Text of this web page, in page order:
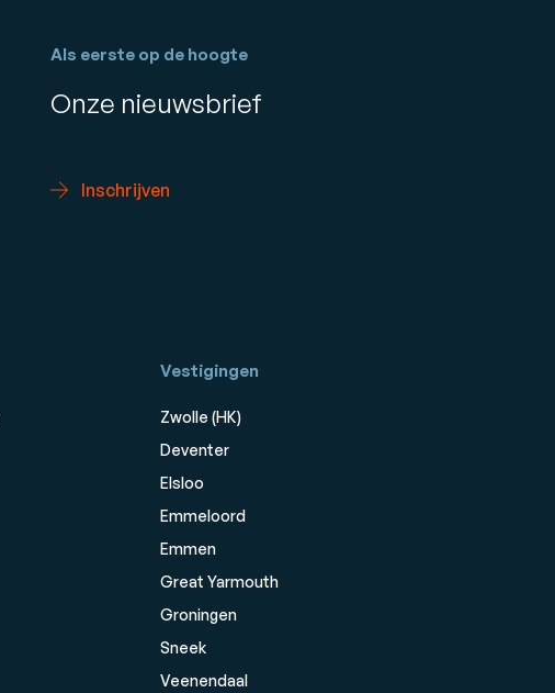
Als eerste op de hoogte
Onze nieuwsbrief
Inschrijven
Vestigingen
Zwolle (HK)
Deventer
Elsloo
Emmeloord
Emmen
Great Yarmouth
Groningen
Sneek
Veenendaal